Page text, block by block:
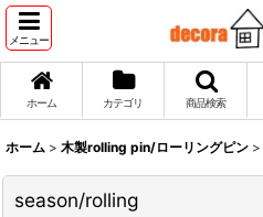
メニュー
ホーム カテゴリ 商品検索
ホーム > 木製rolling pin/ローリングピン >
season/rolling